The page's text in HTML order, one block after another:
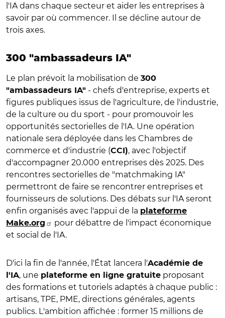
l'IA dans chaque secteur et aider les entreprises à
savoir par où commencer. Il se décline autour de
trois axes.
300 "ambassadeurs IA"
Le plan prévoit la mobilisation de 300
"ambassadeurs IA" - chefs d'entreprise, experts et
figures publiques issus de l'agriculture, de l'industrie,
de la culture ou du sport - pour promouvoir les
opportunités sectorielles de l'IA. Une opération
nationale sera déployée dans les Chambres de
commerce et d'industrie (CCI), avec l'objectif
d'accompagner 20.000 entreprises dès 2025. Des
rencontres sectorielles de "matchmaking IA"
permettront de faire se rencontrer entreprises et
fournisseurs de solutions. Des débats sur l'IA seront
enfin organisés avec l'appui de la plateforme
Make.org
pour débattre de l'impact économique
et social de l'IA.
D'ici la fin de l'année, l'État lancera l'Académie de
l'IA, une plateforme en ligne gratuite proposant
des formations et tutoriels adaptés à chaque public :
artisans, TPE, PME, directions générales, agents
publics. L'ambition affichée : former 15 millions de